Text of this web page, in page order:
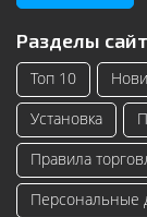
Разделы
Топ 10
Установка
Правила
Персональные